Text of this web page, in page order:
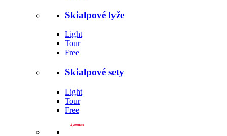
Skialpové lyže
Light
Tour
Free
Skialpové sety
Light
Tour
Free